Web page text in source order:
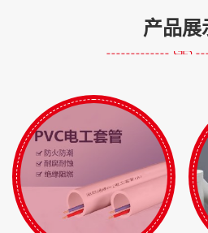
产品展